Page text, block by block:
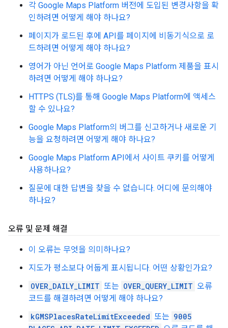
각 Google Maps Platform 버전에 도입된 변경사항을 확
인하려면 어떻게 해야 하나요?
페이지가 로드된 후에 API를 페이지에 비동기식으로 로
드하려면 어떻게 해야 하나요?
영어가 아닌 언어로 Google Maps Platform 제품을 표시
하려면 어떻게 해야 하나요?
HTTPS (TLS)를 통해 Google Maps Platform에 액세스
할 수 있나요?
Google Maps Platform의 버그를 신고하거나 새로운 기
능을 요청하려면 어떻게 해야 하나요?
Google Maps Platform API에서 사이트 쿠키를 어떻게
사용하나요?
질문에 대한 답변을 찾을 수 없습니다. 어디에 문의해야
하나요?
오류 및 문제 해결
이 오류는 무엇을 의미하나요?
지도가 평소보다 어둡게 표시됩니다. 어떤 상황인가요?
OVER_DAILY_LIMIT 또는 OVER_QUERY_LIMIT 오류
코드를 해결하려면 어떻게 해야 하나요?
kGMSPlacesRateLimitExceeded 또는 9005